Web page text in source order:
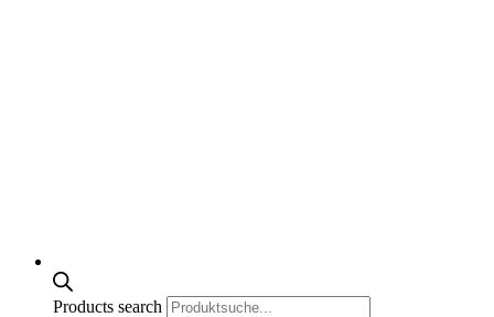
Products search